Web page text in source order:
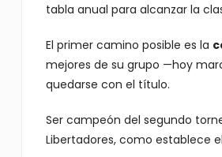
tabla anual para alcanzar la
El primer camino posible es la
mejores de su grupo —hoy
quedarse con el título.
Ser campeón del segundo
Libertadores, como establece